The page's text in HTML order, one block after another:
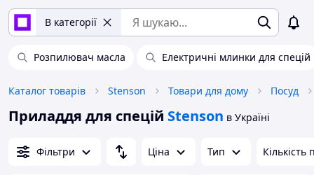
В категорії
Розпилювач масла Електричні млинки для спецій
Каталог товарів Stenson Товари для дому Посуд
Приладдя для спецій Stenson в Україні
Фільтри Ціна Тип Кількість